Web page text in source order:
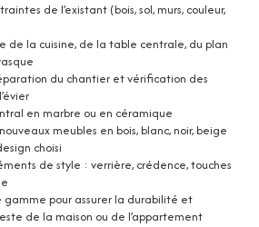
de l’existant (bois, sol, murs, couleur,
de la cuisine, de la table centrale, du plan
du chantier et vérification des
en marbre ou en céramique
meubles en bois, blanc, noir, beige
choisi
de style : verrière, crédence, touches
gamme pour assurer la durabilité et
de la maison ou de l’appartement